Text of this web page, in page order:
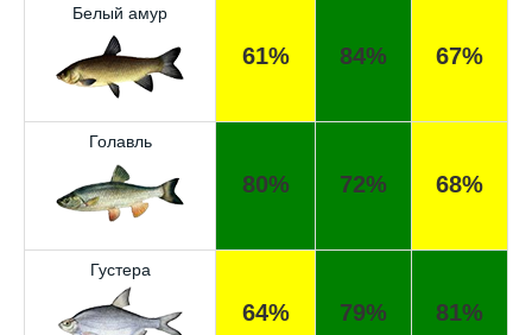
Белый амур
61% 84% 67%
Голавль
80% 72% 68%
Густера
64% 79% 81%